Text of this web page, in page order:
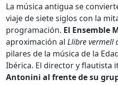
La música antigua se
viaje de siete siglos con la
programación. El Ensemble
aproximación al Llibre vermell
pilares de la música de la
Ibérica. El director y flautista
Antonini al frente de su